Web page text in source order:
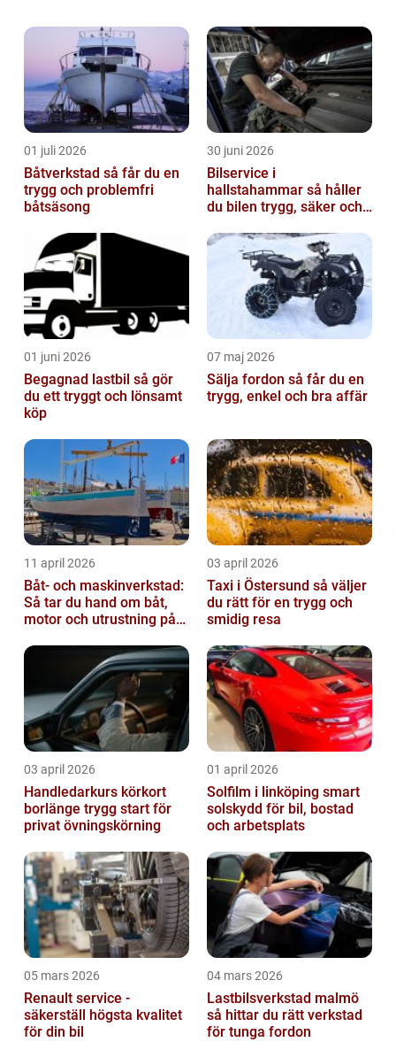
aspekt som har lockat många bilentusiaster
är möjligh...
01 juli 2026
Båtverkstad så får du en
trygg och problemfri
båtsäsong
30 juni 2026
Bilservice i
hallstahammar så håller
du bilen trygg, säker och
01 juni 2026
Begagnad lastbil så gör
du ett tryggt och lönsamt
köp
07 maj 2026
Sälja fordon så får du en
trygg, enkel och bra affär
11 april 2026
Båt- och maskinverkstad:
Så tar du hand om båt,
motor och utrustning på
03 april 2026
Taxi i Östersund så väljer
du rätt för en trygg och
smidig resa
03 april 2026
Handledarkurs körkort
borlänge trygg start för
privat övningskörning
01 april 2026
Solfilm i linköping smart
solskydd för bil, bostad
och arbetsplats
05 mars 2026
Renault service -
säkerställ högsta kvalitet
för din bil
04 mars 2026
Lastbilsverkstad malmö
så hittar du rätt verkstad
för tunga fordon